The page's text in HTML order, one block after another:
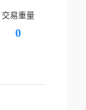
交易重量
0